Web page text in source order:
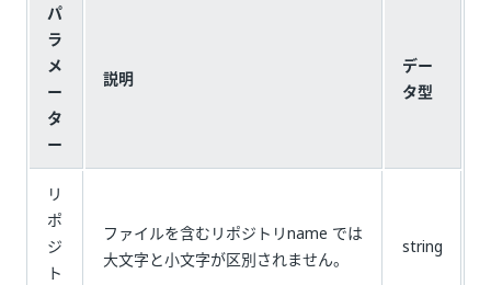
パ
ラ
メ
ー
タ
ー
説明
デー
タ型
リ
ポ
ジ
ト
ファイルを含むリポジトリname では
大文字と小文字が区別されません。
string